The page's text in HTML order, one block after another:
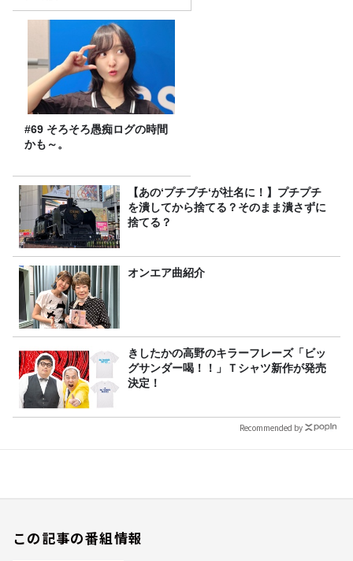
#69 そろそろ愚痴ログの時間
かも～。
【あの‘プチプチ‘が社名に！】プチプチ
を潰してから捨てる？そのまま潰さずに
捨てる？
オンエア曲紹介
きしたかの高野のキラーフレーズ「ビッ
グサンダー喝！！」Ｔシャツ新作が発売
決定！
Recommended by
この記事の番組情報